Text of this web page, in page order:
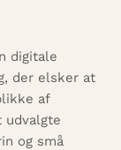
digitale
der elsker at
af
udvalgte
og små